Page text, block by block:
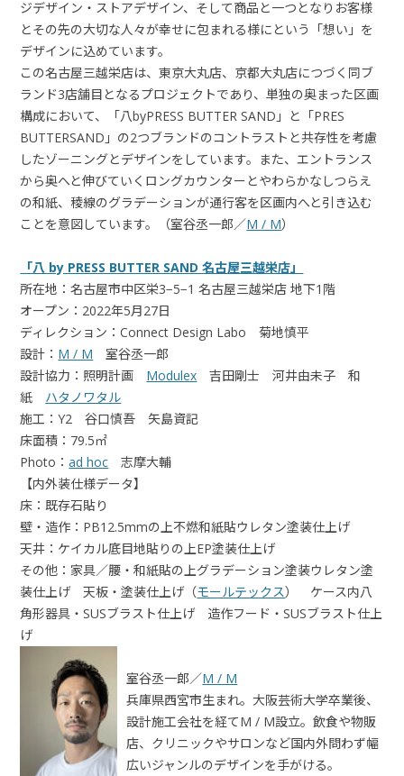
ジデザイン・ストアデザイン、そして商品と一つとなりお客様
とその先の大切な人々が幸せに包まれる様にという「想い」を
デザインに込めています。
この名古屋三越栄店は、東京大丸店、京都大丸店につづく同ブ
ランド3店舗目となるプロジェクトであり、単独の奥まった区画
構成において、「八byPRESS BUTTER SAND」と「PRES
BUTTERSAND」の2つブランドのコントラストと共存性を考慮
したゾーニングとデザインをしています。また、エントランス
から奥へと伸びていくロングカウンターとやわらかなしつらえ
の和紙、稜線のグラデーションが通行客を区画内へと引き込む
ことを意図しています。（室谷丞一郎／M / M）
「八 by PRESS BUTTER SAND 名古屋三越栄店」
所在地：名古屋市中区栄3−5−1 名古屋三越栄店 地下1階
オープン：2022年5月27日
ディレクション：Connect Design Labo 菊地慎平
設計： M / M 室谷丞一郎
設計協力：照明計画 Modulex 吉田剛士 河井由未子 和
紙 ハタノワタル
施工：Y2 谷口慎吾 矢島資記
床面積：79.5㎡
Photo：ad hoc 志摩大輔
【内外装仕様データ】
床：既存石貼り
壁・造作：PB12.5mmの上不燃和紙貼ウレタン塗装仕上げ
天井：ケイカル底目地貼りの上EP塗装仕上げ
その他：家具／腰・和紙貼の上グラデーション塗装ウレタン塗
装仕上げ 天板・塗装仕上げ（モールテックス） ケース内八
角形器具・SUSブラスト仕上げ 造作フード・SUSブラスト仕上
げ
室谷丞一郎／M / M
兵庫県西宮市生まれ。大阪芸術大学卒業後、
設計施工会社を経てM / M設立。飲食や物販
店、クリニックやサロンなど国内外問わず幅
広いジャンルのデザインを手がける。